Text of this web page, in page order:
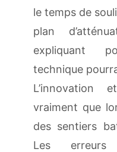
le temps de
plan
expliquant
technique
L’innovation
vraiment que
des sentiers
Les